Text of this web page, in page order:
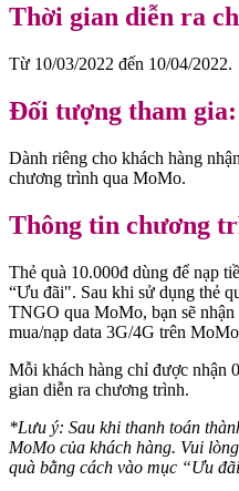
Thời gian diễn ra
Từ 10/03/2022 đến 10/04/2022.
Đối tượng tham gia:
Dành riêng cho khách hàng
chương trình qua MoMo.
Thông tin chương
Thẻ quà 10.000đ dùng để nạp
“Ưu đãi". Sau khi sử dụng thẻ
TNGO qua MoMo, bạn sẽ
mua/nạp data 3G/4G trên
Mỗi khách hàng chỉ được nhận
gian diễn ra chương trình.
*Lưu ý: Sau khi thanh toán
MoMo của khách hàng. Vui
quà bằng cách vào mục “Ưu